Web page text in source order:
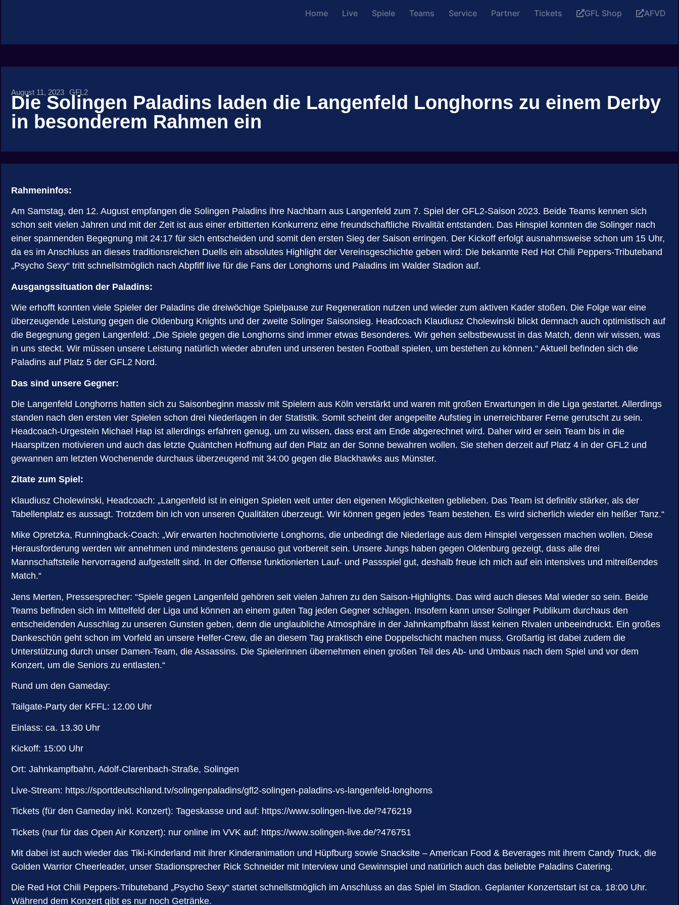
Home Live Spiele Teams Service Partner Tickets GFL Shop AFVD
August 11, 2023 GFL2
Die Solingen Paladins laden die Langenfeld Longhorns zu einem Derby
in besonderem Rahmen ein
Rahmeninfos:
Am Samstag, den 12. August empfangen die Solingen Paladins ihre Nachbarn aus Langenfeld zum 7. Spiel der GFL2-Saison 2023. Beide Teams kennen sich
schon seit vielen Jahren und mit der Zeit ist aus einer erbitterten Konkurrenz eine freundschaftliche Rivalität entstanden. Das Hinspiel konnten die Solinger nach
einer spannenden Begegnung mit 24:17 für sich entscheiden und somit den ersten Sieg der Saison erringen. Der Kickoff erfolgt ausnahmsweise schon um 15 Uhr,
da es im Anschluss an dieses traditionsreichen Duells ein absolutes Highlight der Vereinsgeschichte geben wird: Die bekannte Red Hot Chili Peppers-Tributeband
„Psycho Sexy“ tritt schnellstmöglich nach Abpfiff live für die Fans der Longhorns und Paladins im Walder Stadion auf.
Ausgangssituation der Paladins:
Wie erhofft konnten viele Spieler der Paladins die dreiwöchige Spielpause zur Regeneration nutzen und wieder zum aktiven Kader stoßen. Die Folge war eine
überzeugende Leistung gegen die Oldenburg Knights und der zweite Solinger Saisonsieg. Headcoach Klaudiusz Cholewinski blickt demnach auch optimistisch auf
die Begegnung gegen Langenfeld: „Die Spiele gegen die Longhorns sind immer etwas Besonderes. Wir gehen selbstbewusst in das Match, denn wir wissen, was
in uns steckt. Wir müssen unsere Leistung natürlich wieder abrufen und unseren besten Football spielen, um bestehen zu können.“ Aktuell befinden sich die
Paladins auf Platz 5 der GFL2 Nord.
Das sind unsere Gegner:
Die Langenfeld Longhorns hatten sich zu Saisonbeginn massiv mit Spielern aus Köln verstärkt und waren mit großen Erwartungen in die Liga gestartet. Allerdings
standen nach den ersten vier Spielen schon drei Niederlagen in der Statistik. Somit scheint der angepeilte Aufstieg in unerreichbarer Ferne gerutscht zu sein.
Headcoach-Urgestein Michael Hap ist allerdings erfahren genug, um zu wissen, dass erst am Ende abgerechnet wird. Daher wird er sein Team bis in die
Haarspitzen motivieren und auch das letzte Quäntchen Hoffnung auf den Platz an der Sonne bewahren wollen. Sie stehen derzeit auf Platz 4 in der GFL2 und
gewannen am letzten Wochenende durchaus überzeugend mit 34:00 gegen die Blackhawks aus Münster.
Zitate zum Spiel:
Klaudiusz Cholewinski, Headcoach: „Langenfeld ist in einigen Spielen weit unter den eigenen Möglichkeiten geblieben. Das Team ist definitiv stärker, als der
Tabellenplatz es aussagt. Trotzdem bin ich von unseren Qualitäten überzeugt. Wir können gegen jedes Team bestehen. Es wird sicherlich wieder ein heißer Tanz.“
Mike Opretzka, Runningback-Coach: „Wir erwarten hochmotivierte Longhorns, die unbedingt die Niederlage aus dem Hinspiel vergessen machen wollen. Diese
Herausforderung werden wir annehmen und mindestens genauso gut vorbereit sein. Unsere Jungs haben gegen Oldenburg gezeigt, dass alle drei
Mannschaftsteile hervorragend aufgestellt sind. In der Offense funktionierten Lauf- und Passspiel gut, deshalb freue ich mich auf ein intensives und mitreißendes
Match.“
Jens Merten, Pressesprecher: “Spiele gegen Langenfeld gehören seit vielen Jahren zu den Saison-Highlights. Das wird auch dieses Mal wieder so sein. Beide
Teams befinden sich im Mittelfeld der Liga und können an einem guten Tag jeden Gegner schlagen. Insofern kann unser Solinger Publikum durchaus den
entscheidenden Ausschlag zu unseren Gunsten geben, denn die unglaubliche Atmosphäre in der Jahnkampfbahn lässt keinen Rivalen unbeeindruckt. Ein großes
Dankeschön geht schon im Vorfeld an unsere Helfer-Crew, die an diesem Tag praktisch eine Doppelschicht machen muss. Großartig ist dabei zudem die
Unterstützung durch unser Damen-Team, die Assassins. Die Spielerinnen übernehmen einen großen Teil des Ab- und Umbaus nach dem Spiel und vor dem
Konzert, um die Seniors zu entlasten.“
Rund um den Gameday:
Tailgate-Party der KFFL: 12.00 Uhr
Einlass: ca. 13.30 Uhr
Kickoff: 15:00 Uhr
Ort: Jahnkampfbahn, Adolf-Clarenbach-Straße, Solingen
Live-Stream: https://sportdeutschland.tv/solingenpaladins/gfl2-solingen-paladins-vs-langenfeld-longhorns
Tickets (für den Gameday inkl. Konzert): Tageskasse und auf: https://www.solingen-live.de/?476219
Tickets (nur für das Open Air Konzert): nur online im VVK auf: https://www.solingen-live.de/?476751
Mit dabei ist auch wieder das Tiki-Kinderland mit ihrer Kinderanimation und Hüpfburg sowie Snacksite – American Food & Beverages mit ihrem Candy Truck, die
Golden Warrior Cheerleader, unser Stadionsprecher Rick Schneider mit Interview und Gewinnspiel und natürlich auch das beliebte Paladins Catering.
Die Red Hot Chili Peppers-Tributeband „Psycho Sexy“ startet schnellstmöglich im Anschluss an das Spiel im Stadion. Geplanter Konzertstart ist ca. 18:00 Uhr.
Während dem Konzert gibt es nur noch Getränke.